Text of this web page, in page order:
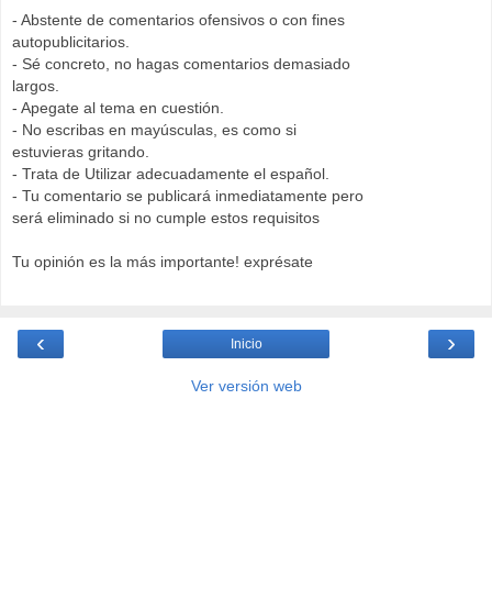
- Abstente de comentarios ofensivos o con fines
autopublicitarios.
- Sé concreto, no hagas comentarios demasiado
largos.
- Apegate al tema en cuestión.
- No escribas en mayúsculas, es como si
estuvieras gritando.
- Trata de Utilizar adecuadamente el español.
- Tu comentario se publicará inmediatamente pero
será eliminado si no cumple estos requisitos
Tu opinión es la más importante! exprésate
‹ ›
Inicio
Ver versión web